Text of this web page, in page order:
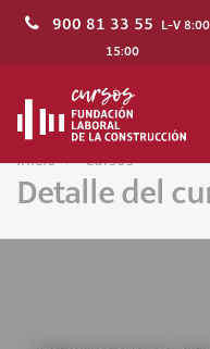
900 81 33 55 L-V
15:00
Inicio Cursos
Detalle del